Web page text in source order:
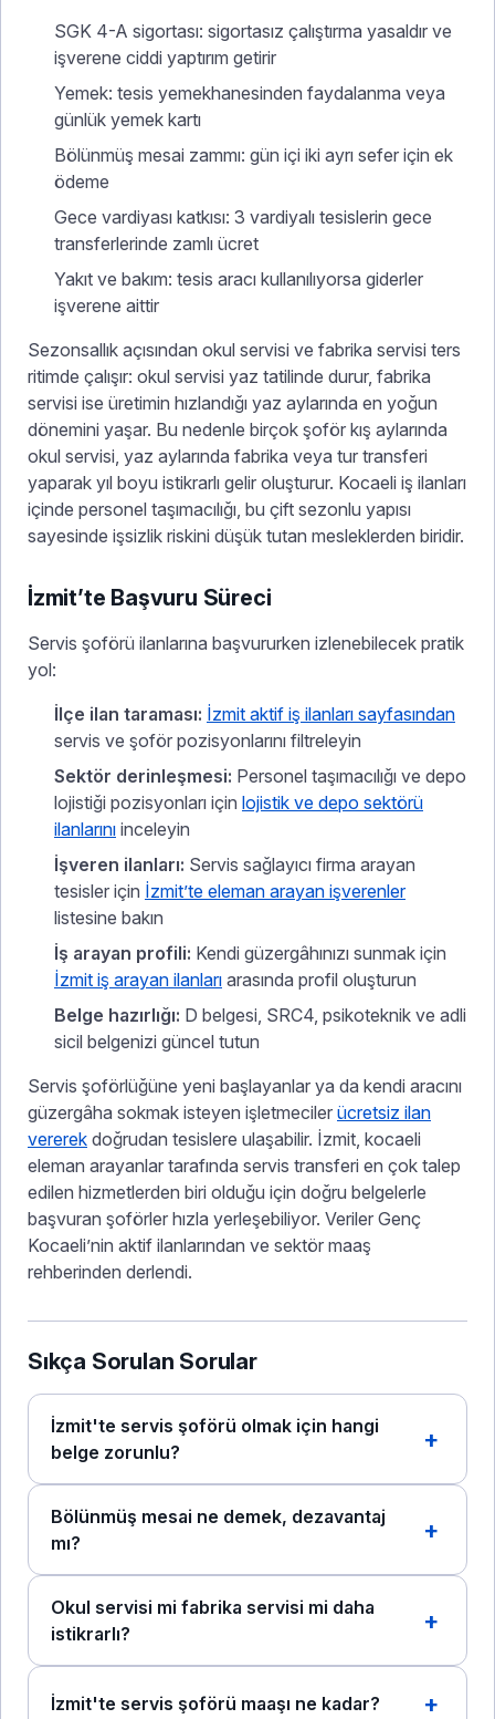
SGK 4-A sigortası: sigortasız çalıştırma yasaldır ve
işverene ciddi yaptırım getirir
Yemek: tesis yemekhanesinden faydalanma veya
günlük yemek kartı
Bölünmüş mesai zammı: gün içi iki ayrı sefer için ek
ödeme
Gece vardiyası katkısı: 3 vardiyalı tesislerin gece
transferlerinde zamlı ücret
Yakıt ve bakım: tesis aracı kullanılıyorsa giderler
işverene aittir
Sezonsallık açısından okul servisi ve fabrika servisi ters
ritimde çalışır: okul servisi yaz tatilinde durur, fabrika
servisi ise üretimin hızlandığı yaz aylarında en yoğun
dönemini yaşar. Bu nedenle birçok şoför kış aylarında
okul servisi, yaz aylarında fabrika veya tur transferi
yaparak yıl boyu istikrarlı gelir oluşturur. Kocaeli iş ilanları
içinde personel taşımacılığı, bu çift sezonlu yapısı
sayesinde işsizlik riskini düşük tutan mesleklerden biridir.
İzmit’te Başvuru Süreci
Servis şoförü ilanlarına başvururken izlenebilecek pratik
yol:
İlçe ilan taraması: İzmit aktif iş ilanları sayfasından
servis ve şoför pozisyonlarını filtreleyin
Sektör derinleşmesi: Personel taşımacılığı ve depo
lojistiği pozisyonları için lojistik ve depo sektörü
ilanlarını inceleyin
İşveren ilanları: Servis sağlayıcı firma arayan
tesisler için İzmit’te eleman arayan işverenler
listesine bakın
İş arayan profili: Kendi güzergâhınızı sunmak için
İzmit iş arayan ilanları arasında profil oluşturun
Belge hazırlığı: D belgesi, SRC4, psikoteknik ve adli
sicil belgenizi güncel tutun
Servis şoförlüğüne yeni başlayanlar ya da kendi aracını
güzergâha sokmak isteyen işletmeciler ücretsiz ilan
vererek doğrudan tesislere ulaşabilir. İzmit, kocaeli
eleman arayanlar tarafında servis transferi en çok talep
edilen hizmetlerden biri olduğu için doğru belgelerle
başvuran şoförler hızla yerleşebiliyor. Veriler Genç
Kocaeli’nin aktif ilanlarından ve sektör maaş
rehberinden derlendi.
Sıkça Sorulan Sorular
İzmit'te servis şoförü olmak için hangi
belge zorunlu?
Bölünmüş mesai ne demek, dezavantaj
mı?
Okul servisi mi fabrika servisi mi daha
istikrarlı?
İzmit'te servis şoförü maaşı ne kadar?